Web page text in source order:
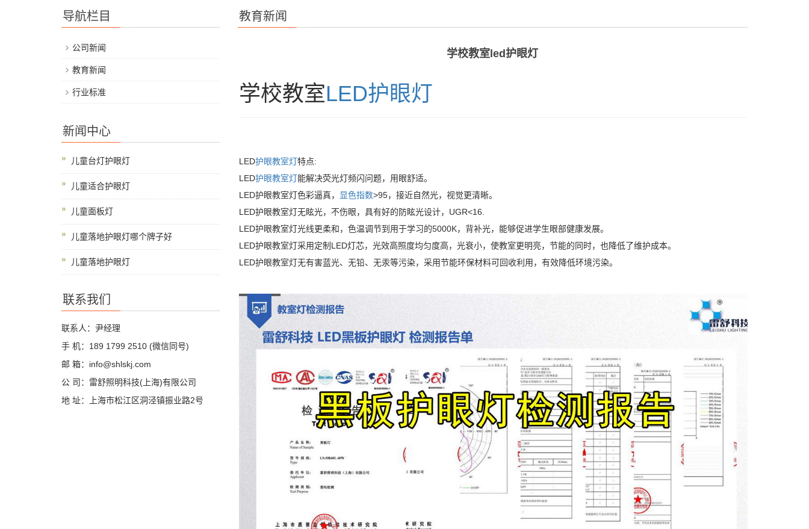
教育新闻
学校教室led护眼灯
学校教室LED护眼灯
LED护眼教室灯特点:
LED护眼教室灯能解决荧光灯频闪问题，用眼舒适。
LED护眼教室灯色彩逼真，
显色指数>95，接近自然光，视觉更清晰。
LED护眼教室灯无眩光，不伤眼，具有好的防眩光设计，UGR<16.
LED护眼教室灯光线更柔和，色温调节到用于学习的5000K，背补光，能够促进学生眼部健康发展。
LED护眼教室灯采用定制LED灯芯，光效高照度均匀度高，光衰小，使教室更明亮，节能的同时，也降低了维护成本。
LED护眼教室灯无有害蓝光、无铅、无汞等污染，采用节能环保材料可回收利用，有效降低环境污染。
导航栏目
公司新闻
教育新闻
行业标准
新闻中心
儿童台灯护眼灯
儿童适合护眼灯
儿童面板灯
儿童落地护眼灯哪个牌子好
儿童落地护眼灯
联系我们
联系人：尹经理
手 机：189 1799 2510 (微信同号)
邮 箱：info@shlskj.com
公 司：雷舒照明科技(上海)有限公司
地 址：上海市松江区洞泾镇振业路2号